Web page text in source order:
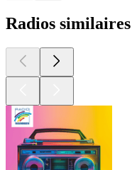
Radios similaires